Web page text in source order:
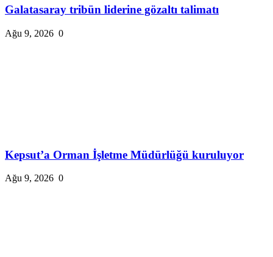
Galatasaray tribün liderine gözaltı talimatı
Ağu 9, 2026 0
Kepsut’a Orman İşletme Müdürlüğü kuruluyor
Ağu 9, 2026 0